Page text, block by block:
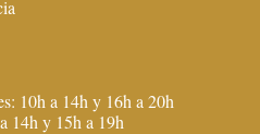
10h a 14h y 16h a 20h
14h y 15h a 19h